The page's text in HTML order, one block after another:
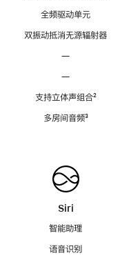
全频驱动单元
双振动抵消无源辐射器
—
—
支持立体声组合脚
²
多房间音频脚
³
Siri
智能助理
语音识别